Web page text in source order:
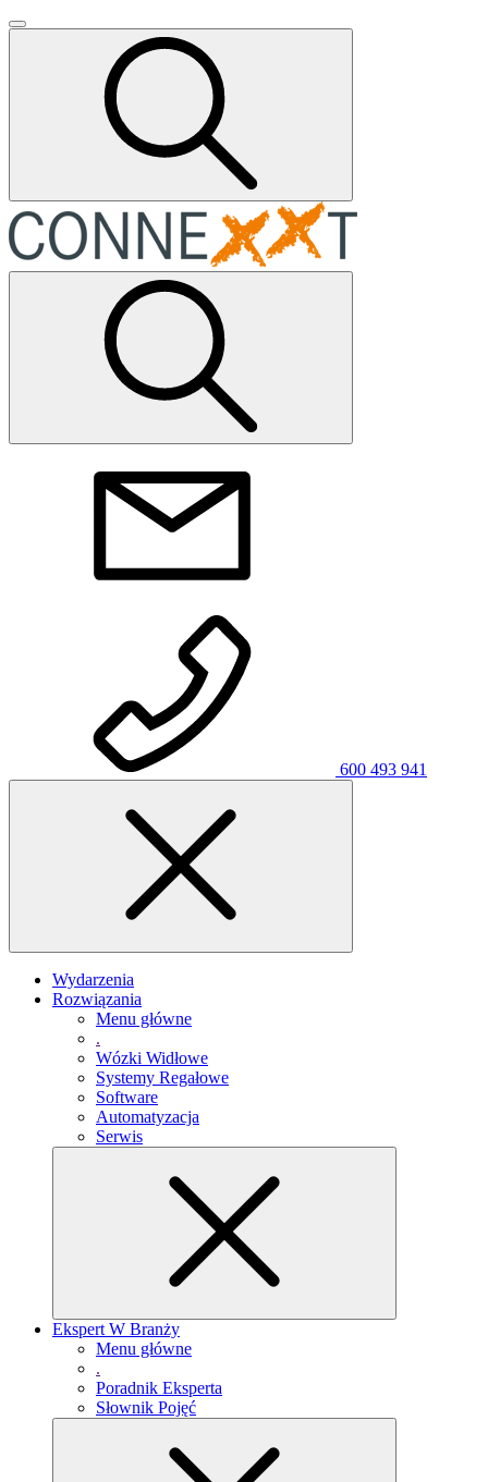
600 493 941
Wydarzenia
Rozwiązania
Menu główne
.
Wózki Widłowe
Systemy Regałowe
Software
Automatyzacja
Serwis
Ekspert W Branży
Menu główne
.
Poradnik Eksperta
Słownik Pojęć